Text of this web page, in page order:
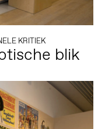
KRITIEK
blik